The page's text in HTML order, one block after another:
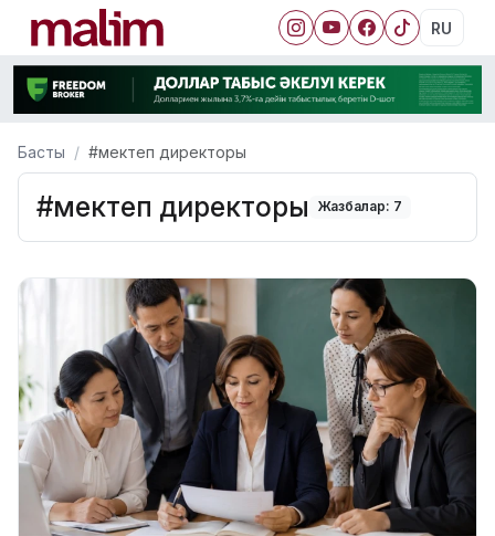
RU
Басты #мектеп директоры
#мектеп директоры Жазбалар: 7